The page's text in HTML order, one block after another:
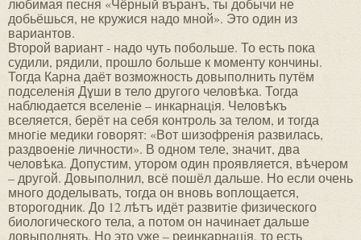
любимая песня «Чёрный въранъ, ты добычи не
добьёшься, не кружися надо мной». Это один из
вариантов.
Второй вариант - надо чуть побольше. То есть пока
судили, рядили, прошло больше к моменту кончины.
Тогда Карна даёт возможность довыполнить путём
подселенiя Дɣши в тело другого человѣка. Тогда
наблюдается вселенiе – инкарнацiя. Человѣкъ
вселяется, берёт на себя контроль за телом, и тогда
многiе медики говорят: «Вот шизофренiя развилась,
раздвоенiе личности». В одном теле, значит, два
человѣка. Допустим, утором один проявляется, вѣчером
– другой. Довыполнил, всё пошёл дальше. Но если очень
много доделывать, тогда он вновь воплощается,
второгодник. До 12 лѣтъ идёт развитiе физического
биологического тела, а потом он начинает дальше
довыполнять. Но это уже – реинкарнацiя, то есть